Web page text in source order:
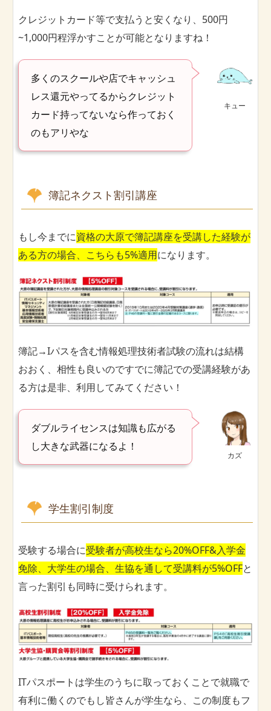
クレジットカード等で支払うと安くなり、500円
~1,000円程浮かすことが可能となりますね！
キュー
多くのスクールや店でキャッシュ
レス還元やってるからクレジット
カード持ってないなら作っておく
のもアリやな
簿記ネクスト割引講座
もし今までに資格の大原で簿記講座を受講した経験が
ある方の場合、こちらも5%適用になります。
簿記→Iパスを含む情報処理技術者試験の流れは結構
おおく、相性も良いのですでに簿記での受講経験があ
る方は是非、利用してみてください！
カズ
ダブルライセンスは知識も広がる
し大きな武器になるよ！
学生割引制度
受験する場合に受験者が高校生なら20%OFF&入学金
免除、大学生の場合、生協を通して受講料が5%OFFと
言った割引も同時に受けられます。
ITパスポートは学生のうちに取っておくことで就職で
有利に働くのでもし皆さんが学生なら、この制度もフ